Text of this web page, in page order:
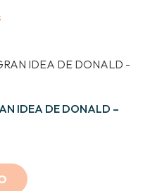
IDEA DE DONALD –